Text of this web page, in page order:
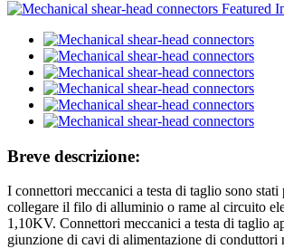
Breve descrizione:
I connettori meccanici a testa di taglio sono stati
collegare il filo di alluminio o rame al circuito
1,10KV. Connettori meccanici a testa di taglio
giunzione di cavi di alimentazione di conduttori